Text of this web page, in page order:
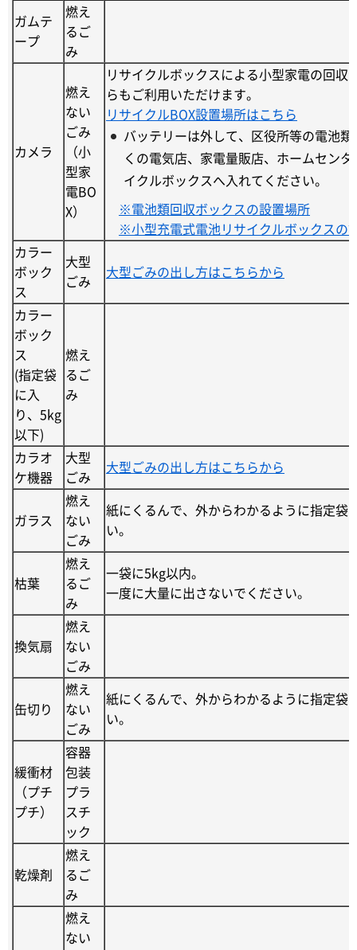
ガムテ
ープ
燃え
るご
み
カメラ
燃え
ない
ごみ
（小
型家
電BO
X）
リサイクルボックスによる小型家電の回収
らもご利用いただけます。
リサイクルBOX設置場所はこちら
バッテリーは外して、区役所等の電
くの電気店、家電量販店、ホームセン
イクルボックスへ入れてください。
※電池類回収ボックスの設置場所
※小型充電式電池リサイクルボックスの
カラー
ボック
ス
大型
ごみ
大型ごみの出し方はこちらから
カラー
ボック
ス
(指定袋
に入
り、5kg
以下)
燃え
るご
み
カラオ
ケ機器
大型
ごみ
大型ごみの出し方はこちらから
ガラス
燃え
ない
ごみ
紙にくるんで、外からわかるように指定袋
い。
枯葉
燃え
るご
み
一袋に5kg以内。
一度に大量に出さないでください。
換気扇
燃え
ない
ごみ
缶切り
燃え
ない
ごみ
紙にくるんで、外からわかるように指定袋
い。
緩衝材
（プチ
プチ）
容器
包装
プラ
スチ
ック
乾燥剤
燃え
るご
み
燃え
ない